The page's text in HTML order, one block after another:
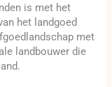
is met het
het landgoed
met
landbouwer die